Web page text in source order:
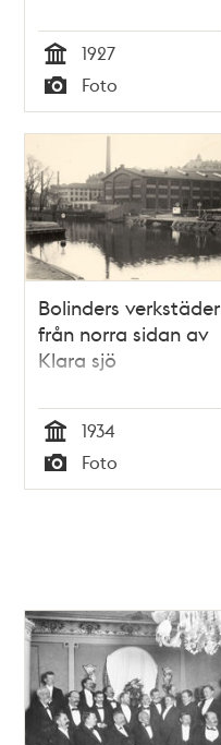
Tid
1927
Typ
Foto
Bolinders verkstäder
från norra sidan av
Klara sjö
Tid
1934
Typ
Foto